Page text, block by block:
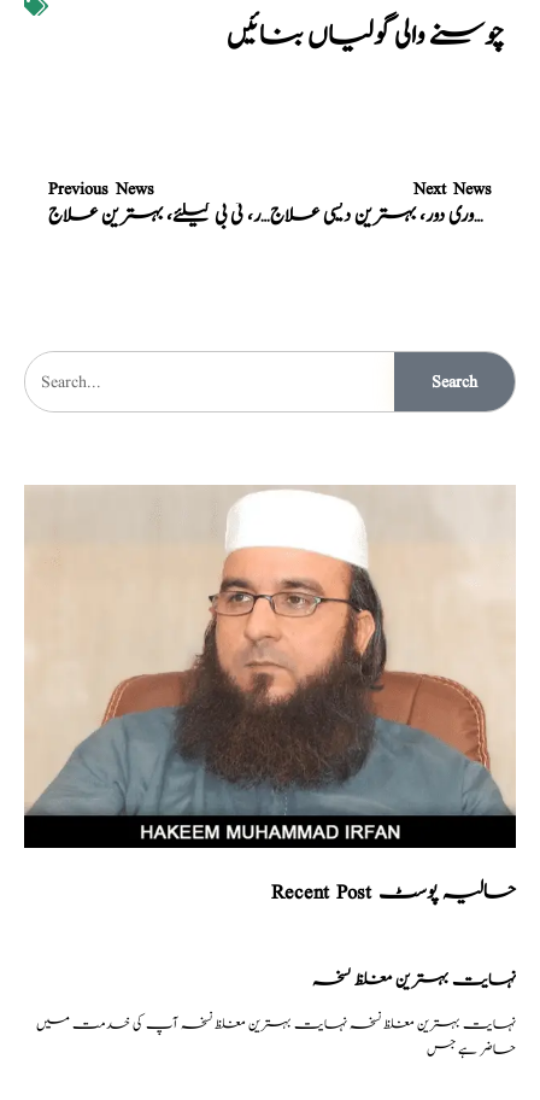
چوسنے والی گولیاں بنائیں
Previous News
ملیریا بخار، ٹی بی کیلئے، بہترین علاج
Next News
قوت باہ کا خزانہ، اعصابی کمزوری دور، بہترین دیسی علاج
Search
Recent Post حالیہ پوسٹ
نہایت بہترین مغلظ نسخہ
نہایت بہترین مغلظ نسخہ نہایت بہترین مغلظ نسخہ آپ کی خدمت میں
حاضر ہے جس